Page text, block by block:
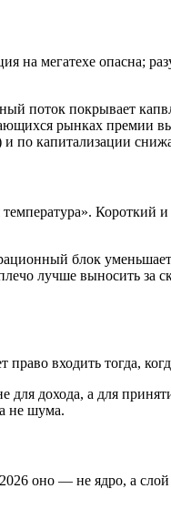
мегатехе опасна;
поток покрывает
рынках премии
капитализации
блок
лучше выносить за
входить тогда,
дохода, а для
не шума.
2026 оно — не ядро, а